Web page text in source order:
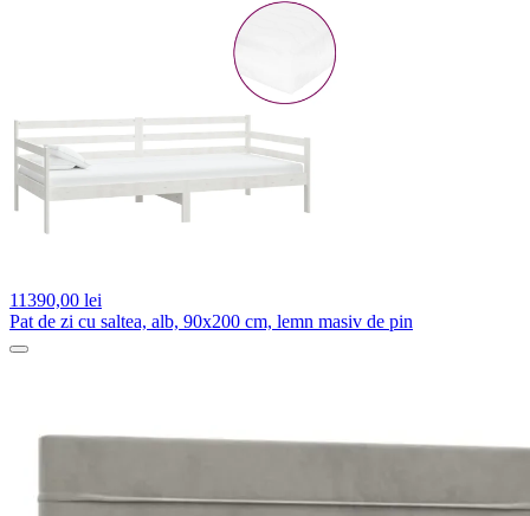
11390,00 lei
Pat de zi cu saltea, alb, 90x200 cm, lemn masiv de pin